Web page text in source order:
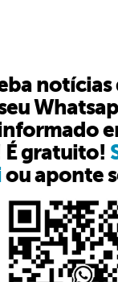
notícias
É gratuito!
ou aponte